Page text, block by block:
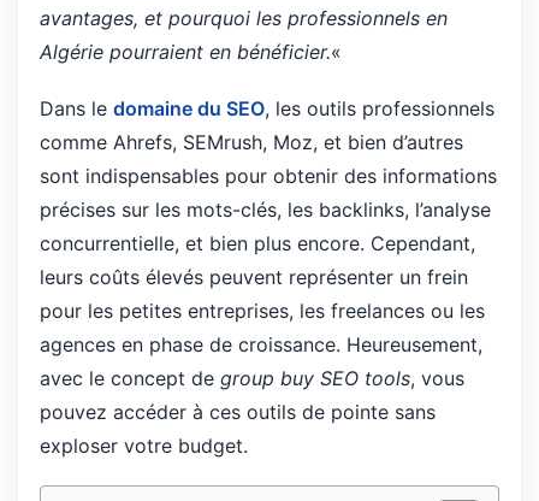
avantages, et pourquoi les professionnels en
Algérie pourraient en bénéficier.«
Dans le domaine du SEO, les outils professionnels
comme Ahrefs, SEMrush, Moz, et bien d’autres
sont indispensables pour obtenir des informations
précises sur les mots-clés, les backlinks, l’analyse
concurrentielle, et bien plus encore. Cependant,
leurs coûts élevés peuvent représenter un frein
pour les petites entreprises, les freelances ou les
agences en phase de croissance. Heureusement,
avec le concept de group buy SEO tools, vous
pouvez accéder à ces outils de pointe sans
exploser votre budget.